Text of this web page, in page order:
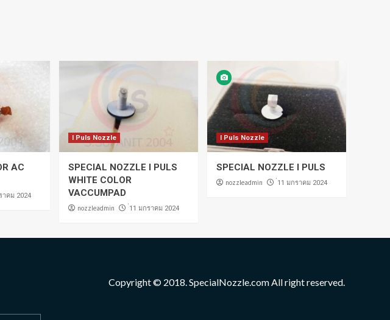
AC
าคม 2024
I Puls Nozzle
SPECIAL NOZZLE I PULS
WHITE COLOR
VACCUMPAD
nozzleadmin ่11 มกราคม 2024
I Puls Nozzle
SPECIAL NOZZLE I PULS
nozzleadmin ่11 มกราคม 2024
Copyright © 2018. SpecialNozzle.com All right reserved.